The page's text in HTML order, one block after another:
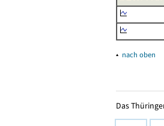
▴ nach oben
Das